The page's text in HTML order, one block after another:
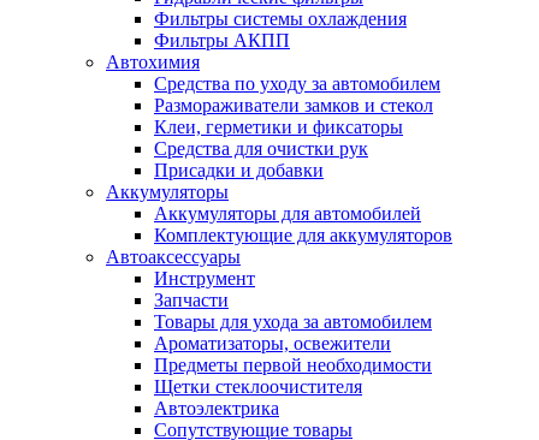
Фильтры системы охлаждения
Фильтры АКПП
Автохимия
Средства по уходу за автомобилем
Размораживатели замков и стекол
Клеи, герметики и фиксаторы
Средства для очистки рук
Присадки и добавки
Аккумуляторы
Аккумуляторы для автомобилей
Комплектующие для аккумуляторов
Автоаксессуары
Инструмент
Запчасти
Товары для ухода за автомобилем
Ароматизаторы, освежители
Предметы первой необходимости
Щетки стеклоочистителя
Автоэлектрика
Сопутствующие товары